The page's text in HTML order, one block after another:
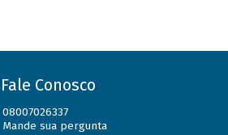
Fale Conosco
08007026337
Mande sua pergunta